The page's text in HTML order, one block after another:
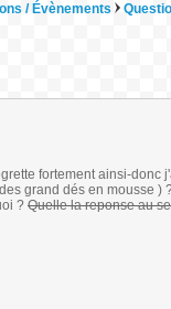
/ Évènements
fortement ainsi-donc
grand dés en mousse
? Quelle la reponse au